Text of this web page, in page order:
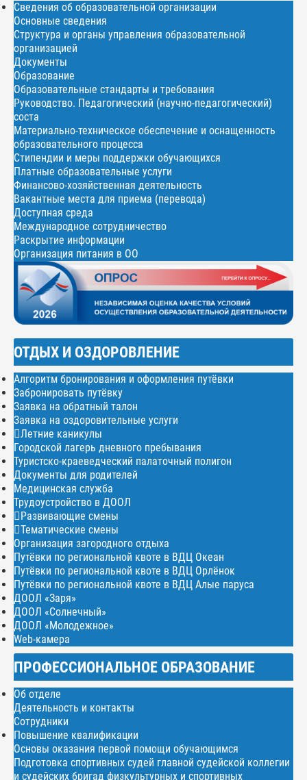
Сведения об образовательной организации
Основные сведения
Структура и органы управления образовательной
организацией
Документы
Образование
Образовательные стандарты и требования
Руководство. Педагогический (научно-педагогический)
соста
Материально-техническое обеспечение и оснащенность
образовательного процесса
Стипендии и меры поддержки обучающихся
Платные образовательные услуги
Финансово-хозяйственная деятельность
Вакантные места для приема (перевода)
Доступная среда
Международное сотрудничество
Раскрытие информации
Организация питания в ОО
ОТДЫХ И ОЗДОРОВЛЕНИЕ
Алгоритм бронирования и оформления путёвки
Забронировать путёвку
Заявка на обратный талон
Заявка на оздоровительные услуги
Летние каникулы
Городской лагерь дневного пребывания
Туристско-краеведческий палаточный полигон
Документы для родителей
Медицинская служба
Трудоустройство в ДООЛ
Развивающие смены
Тематические смены
Организация загородного отдыха
Путёвки по региональной квоте в ВДЦ Океан
Путёвки по региональной квоте в ВДЦ Орлёнок
Путёвки по региональной квоте в ВДЦ Алые паруса
ДООЛ «Заря»
ДООЛ «Солнечный»
ДООЛ «Молодежное»
Web-камера
ПРОФЕССИОНАЛЬНОЕ ОБРАЗОВАНИЕ
Об отделе
Деятельность и контакты
Сотрудники
Повышение квалификации
Основы оказания первой помощи обучающимся
Подготовка спортивных судей главной судейской коллегии
и судейских бригад физкультурных и спортивных